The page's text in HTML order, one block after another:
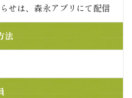
せは、森永アプリにて配信
法